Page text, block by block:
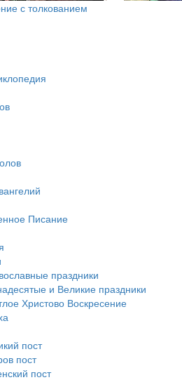
с толкованием
Писание
праздники
и Великие праздники
Христово Воскресение
пост
пост
пост